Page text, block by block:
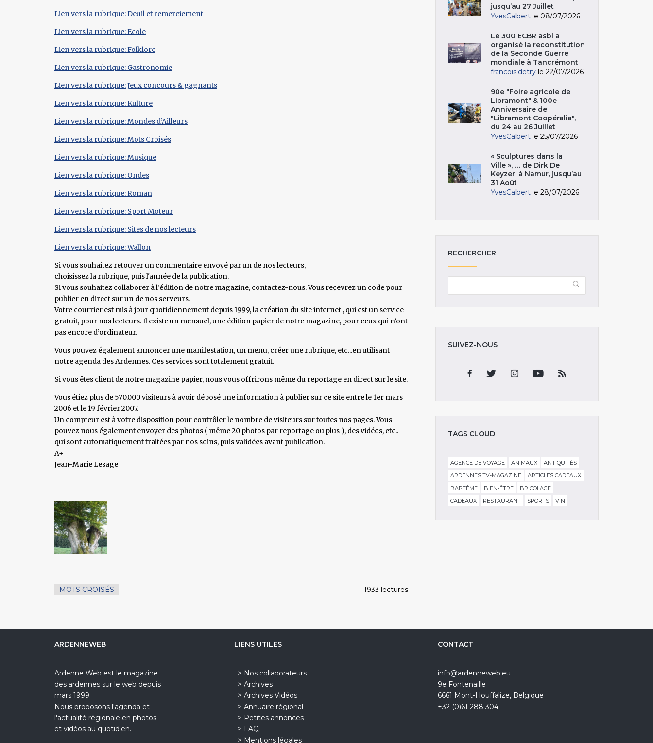
Lien vers la rubrique: Deuil et remerciement
Lien vers la rubrique: Ecole
Lien vers la rubrique: Folklore
Lien vers la rubrique: Gastronomie
Lien vers la rubrique: Jeux concours & gagnants
Lien vers la rubrique: Kulture
Lien vers la rubrique: Mondes d’Ailleurs
Lien vers la rubrique: Mots Croisés
Lien vers la rubrique: Musique
Lien vers la rubrique: Ondes
Lien vers la rubrique: Roman
Lien vers la rubrique: Sport Moteur
Lien vers la rubrique: Sites de nos lecteurs
Lien vers la rubrique: Wallon
Si vous souhaitez retouver un commentaire envoyé par un de nos lecteurs,
choisissez la rubrique, puis l'année de la publication.
Si vous souhaitez collaborer à l’édition de notre magazine, contactez-nous. Vous reçevrez un code pour
publier en direct sur un de nos serveurs.
Votre courrier est mis à jour quotidiennement depuis 1999, la création du site internet , qui est un service
gratuit, pour nos lecteurs. Il existe un mensuel, une édition papier de notre magazine, pour ceux qui n’ont
pas encore d’ordinateur.
Vous pouvez également annoncer une manifestation, un menu, créer une rubrique, etc...en utilisant
notre agenda des Ardennes. Ces services sont totalement gratuit.
Si vous êtes client de notre magazine papier, nous vous offrirons même du reportage en direct sur le site.
Vous étiez plus de 570.000 visiteurs à avoir déposé une information à publier sur ce site entre le 1er mars
2006 et le 19 février 2007.
Un compteur est à votre disposition pour contrôler le nombre de visiteurs sur toutes nos pages. Vous
pouvez nous également envoyer des photos ( même 20 photos par reportage ou plus ), des vidéos, etc..
qui sont automatiquement traitées par nos soins, puis validées avant publication.
A+
Jean-Marie Lesage
MOTS CROISÉS 1933 lectures
jusqu’au 27 Juillet
YvesCalbert le 08/07/2026
Le 300 ECBR asbl a
organisé la reconstitution
de la Seconde Guerre
mondiale à Tancrémont
francois.detry le 22/07/2026
90e "Foire agricole de
Libramont" & 100e
Anniversaire de
"Libramont Coopéralia",
du 24 au 26 Juillet
YvesCalbert le 25/07/2026
« Sculptures dans la
Ville », … de Dirk De
Keyzer, à Namur, jusqu’au
31 Août
YvesCalbert le 28/07/2026
RECHERCHER
SUIVEZ-NOUS
TAGS CLOUD
AGENCE DE VOYAGE ANIMAUX
ANTIQUITÉS
ARDENNES TV-MAGAZINE
ARTICLES CADEAUX
BAPTÊME
BIEN-ÊTRE
BRICOLAGE
CADEAUX
RESTAURANT SPORTS VIN
ARDENNEWEB
Ardenne Web est le magazine
des ardennes sur le web depuis
mars 1999.
Nous proposons l'agenda et
l'actualité régionale en photos
et vidéos au quotidien.
LIENS UTILES
Nos collaborateurs
Archives
Archives Vidéos
Annuaire régional
Petites annonces
FAQ
Mentions légales
CONTACT
info@ardenneweb.eu
9e Fontenaille
6661 Mont-Houffalize, Belgique
+32 (0)61 288 304